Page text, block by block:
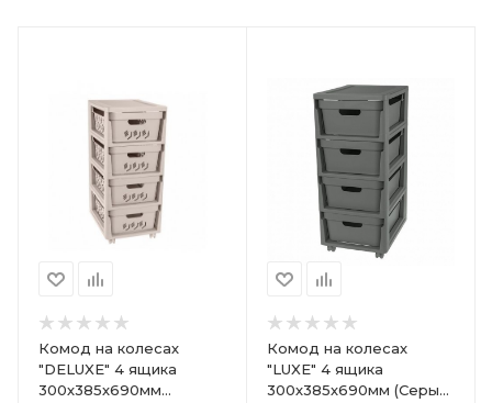
Комод на колесах
"DELUXE" 4 ящика
300х385х690мм
Комод на колесах
"LUXE" 4 ящика
300х385х690мм (Серый)